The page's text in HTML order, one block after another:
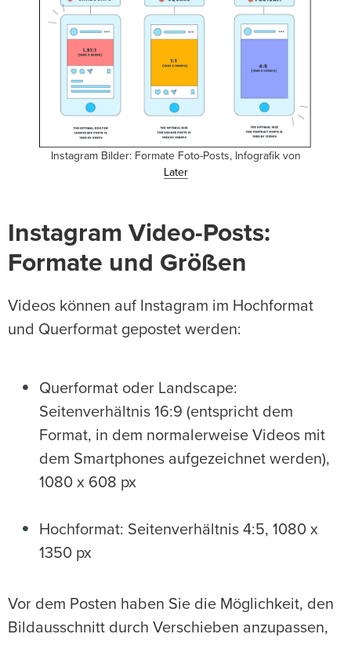
Instagram Bilder: Formate Foto-Posts, Infografik von
Later
Instagram Video-Posts:
Formate und Größen
Videos können auf Instagram im Hochformat
und Querformat gepostet werden:
Querformat oder Landscape:
Seitenverhältnis 16:9 (entspricht dem
Format, in dem normalerweise Videos mit
dem Smartphones aufgezeichnet werden),
1080 x 608 px
Hochformat: Seitenverhältnis 4:5, 1080 x
1350 px
Vor dem Posten haben Sie die Möglichkeit, den
Bildausschnitt durch Verschieben anzupassen,